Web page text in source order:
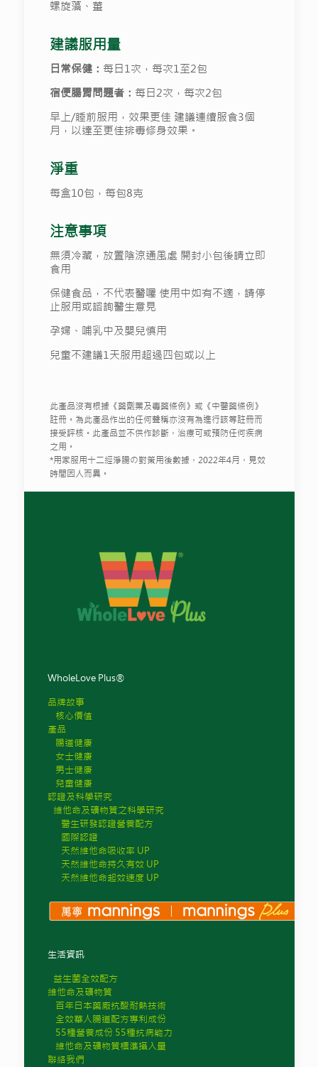
螺旋藻、薑
建議服用量
日常保健： 每日1次，每次1至2包
宿便腸胃問題者： 每日2次，每次2包
早上/睡前服用，效果更佳 建議連續服食3個
月，以達至更佳排毒修身效果。
淨重
每盒10包，每包8克
注意事項
無須冷藏，放置陰涼通風處 開封小包後請立即
食用
保健食品，不代表醫囑 使用中如有不適，請停
止服用或諮詢醫生意見
孕婦、哺乳中及嬰兒慎用
兒童不建議1天服用超過四包或以上
此產品沒有根據《藥劑業及毒藥條例》或《中醫藥條例》
註冊。為此產品作出的任何聲稱亦沒有為進行該等註冊而
接受評核。此產品並不供作診斷，治療可或預防任何疾病
之用。
*用家服用十二經淨腸の對策用後數據，2022年4月，見效
時間因人而異。
WholeLove Plus®
品牌故事
核心價值
產品
腸道健康
女士健康
男士健康
兒童健康
認證及科學研究
維他命及礦物質之科學研究
醫生研發認證營養配方
國際認證
天然維他命吸收率 UP
天然維他命持久有效 UP
天然維他命起效速度 UP
生活資訊
益生菌全效配方
維他命及礦物質
百年日本藥廠抗酸耐熱技術
全效華人腸道配方專利成份
55種營養成份 55種抗病能力
維他命及礦物質標準攝入量
聯絡我們